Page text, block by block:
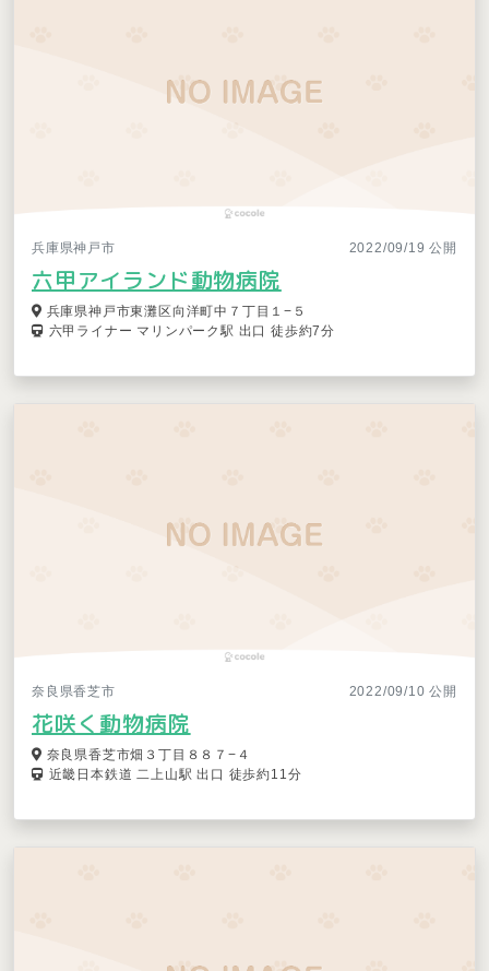
兵庫県神戸市 2022/09/19 公開
六甲アイランド動物病院
兵庫県神戸市東灘区向洋町中７丁目１−５
六甲ライナー マリンパーク駅 出口 徒歩約7分
奈良県香芝市 2022/09/10 公開
花咲く動物病院
奈良県香芝市畑３丁目８８７−４
近畿日本鉄道 二上山駅 出口 徒歩約11分